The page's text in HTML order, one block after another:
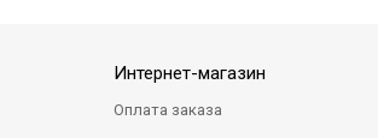
Интернет-магазин
Оплата заказа